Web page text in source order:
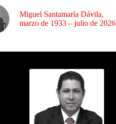
Miguel Santamaría Dávila,
marzo de 1933 – julio de 2026